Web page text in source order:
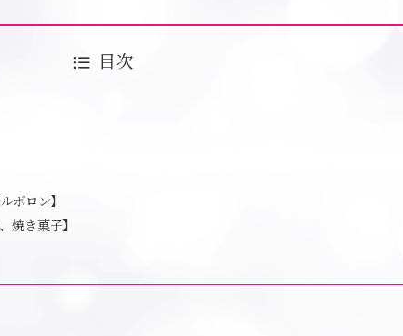
目次
ボロン】
焼き菓子】